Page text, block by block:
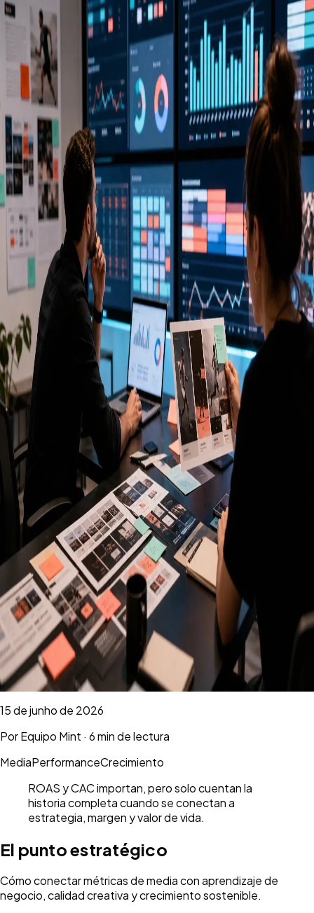
15 de junho de 2026
PorEquipo Mint · 6 min de lectura
MediaPerformanceCrecimiento
ROAS y CAC importan, pero solo cuentan la
historia completa cuando se conectan a
estrategia, margen y valor de vida.
El punto estratégico
Cómo conectar métricas de media con aprendizaje de
negocio, calidad creativa y crecimiento sostenible.